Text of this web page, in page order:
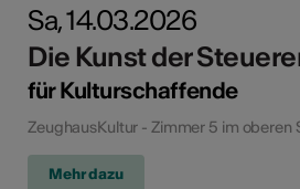
Sa, 14.03.2026
Die Kunst der
für Kulturschaffende
ZeughausKultur - Zimmer 5 im oberen
Mehr dazu